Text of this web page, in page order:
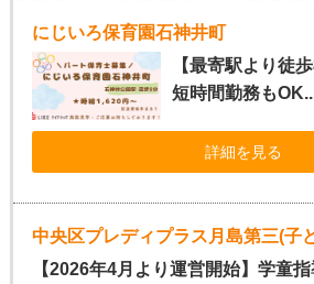
にじいろ保育園石神井町
【最寄駅より徒
短時間勤務も
詳細を見る
中央区プレディプラス月島第三(子
【2026年4月より運営開始】学童